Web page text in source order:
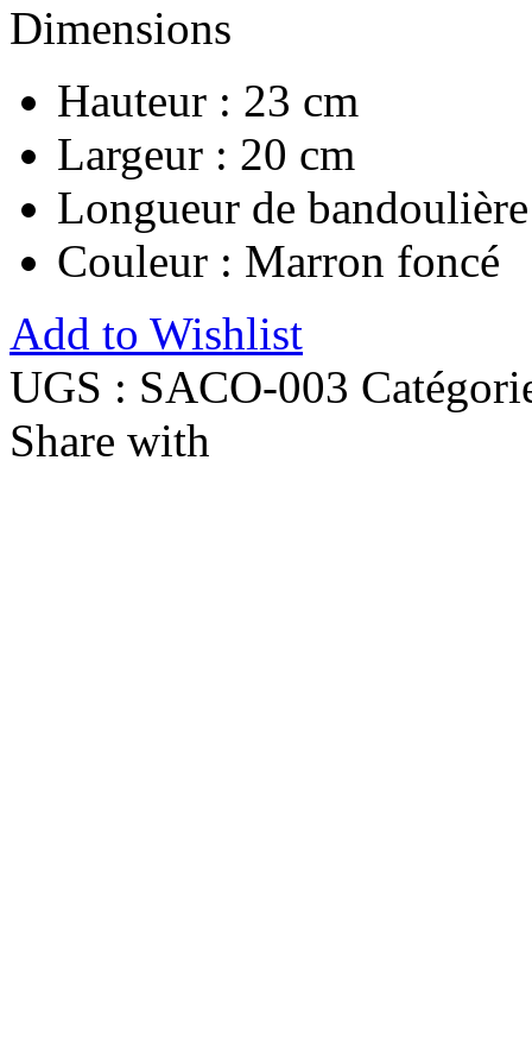
Dimensions
Hauteur : 23 cm
Largeur : 20 cm
Longueur de
Couleur : Marron foncé
Add to Wishlist
UGS : SACO-003
Share with